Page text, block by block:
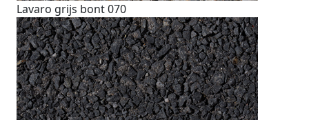
Lavaro grijs bont 070